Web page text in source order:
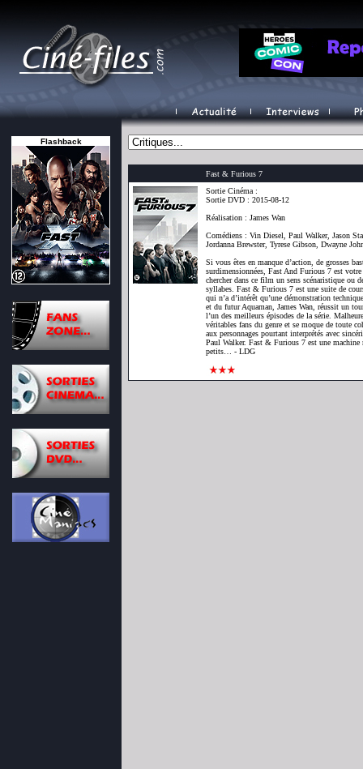
Flashback
Fast & Furious 7
Sortie Cinéma :
Sortie DVD : 2015-08-12
Réalisation : James Wan
Comédiens : Vin Diesel, Paul Walker, Jason
Jordanna Brewster, Tyrese Gibson, Dwayne
Si vous êtes en manque d’action, de grosses
surdimensionnées, Fast And Furious 7 est
chercher dans ce film un sens scénaristique ou
syllabes. Fast & Furious 7 est une suite de
qui n’a d’intérêt qu’une démonstration
et du futur Aquaman, James Wan, réussit un
l’un des meilleurs épisodes de la série.
véritables fans du genre et se moque de toute
aux personnages pourtant interprétés avec
Paul Walker. Fast & Furious 7 est une
petits… - LDG